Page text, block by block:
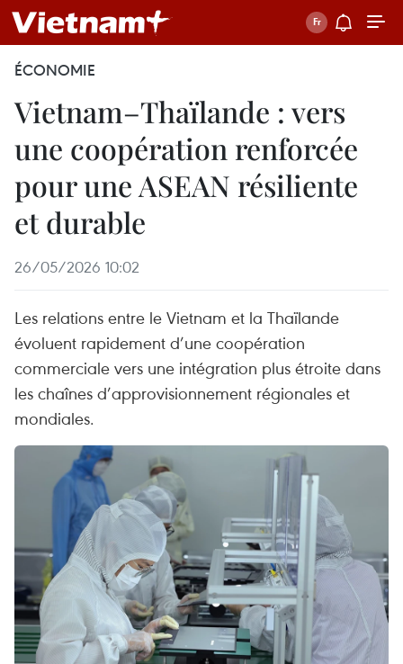
ÉCONOMIE
Vietnam–Thaïlande : vers
une coopération renforcée
pour une ASEAN résiliente
et durable
26/05/2026 10:02
Les relations entre le Vietnam et la Thaïlande
évoluent rapidement d’une coopération
commerciale vers une intégration plus étroite dans
les chaînes d’approvisionnement régionales et
mondiales.